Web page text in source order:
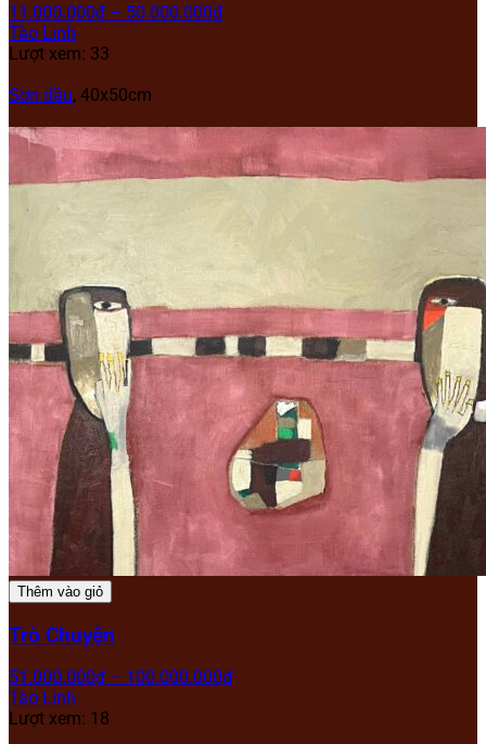
11.000.000₫ – 50.000.000₫
Tào Linh
Lượt xem: 33
Sơn dầu, 40x50cm
Thêm vào giỏ
Trò Chuyện
51.000.000₫ – 100.000.000₫
Tào Linh
Lượt xem: 18